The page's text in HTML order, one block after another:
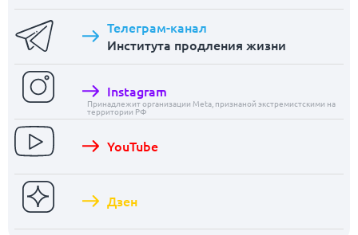
Телеграм-канал
Института продления жизни
Instagram
Принадлежит организации Meta, признаной экстремистскими на
территории РФ
YouTube
Дзен